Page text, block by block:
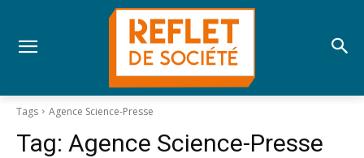
Tags Agence Science-Presse
Tag: Agence Science-Presse